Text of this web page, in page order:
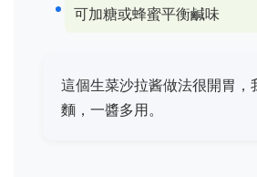
可加糖或蜂蜜平衡鹹味
這個生菜沙拉酱做法很開胃，
麵，一醬多用。